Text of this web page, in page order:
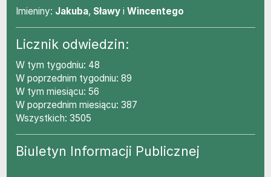
Imieniny
Imieniny: Jakuba, Sławy iWincentego
Licznik odwiedzin:
W tym tygodniu: 48
W poprzednim tygodniu: 89
W tym miesiącu: 56
W poprzednim miesiącu: 387
Wszystkich: 3505
Biuletyn Informacji Publicznej